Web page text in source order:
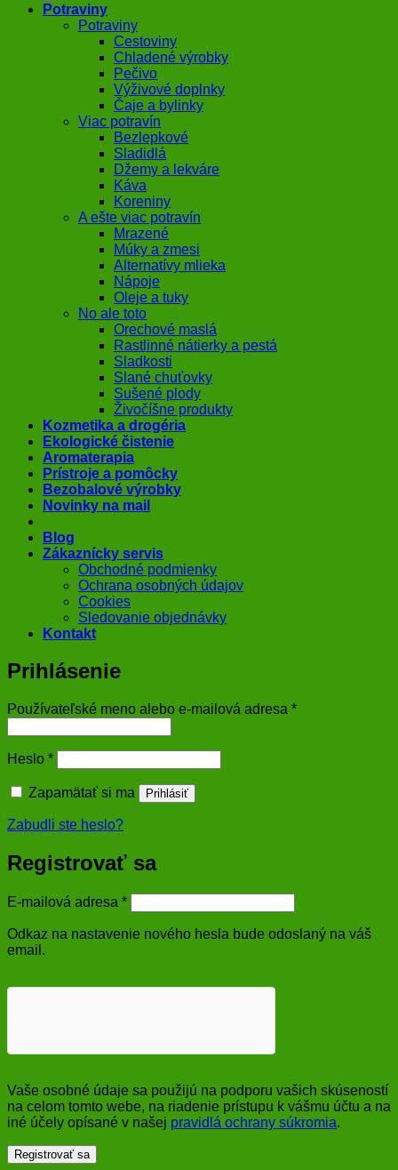
Potraviny
Potraviny
Cestoviny
Chladené výrobky
Pečivo
Výživové doplnky
Čaje a bylinky
Viac potravín
Bezlepkové
Sladidlá
Džemy a lekváre
Káva
Koreniny
A ešte viac potravín
Mrazené
Múky a zmesi
Alternatívy mlieka
Nápoje
Oleje a tuky
No ale toto
Orechové maslá
Rastlinné nátierky a pestá
Sladkosti
Slané chuťovky
Sušené plody
Živočíšne produkty
Kozmetika a drogéria
Ekologické čistenie
Aromaterapia
Prístroje a pomôcky
Bezobalové výrobky
Novinky na mail
Blog
Zákaznícky servis
Obchodné podmienky
Ochrana osobných údajov
Cookies
Sledovanie objednávky
Kontakt
Prihlásenie
Používateľské meno alebo e-mailová adresa *Povinné
Heslo *Povinné
Zapamätať si ma Prihlásiť
Zabudli ste heslo?
Registrovať sa
E-mailová adresa *Povinné
Odkaz na nastavenie nového hesla bude odoslaný na váš
email.
Vaše osobné údaje sa použijú na podporu vašich skúseností
na celom tomto webe, na riadenie prístupu k vášmu účtu a na
iné účely opísané v našej pravidlá ochrany súkromia.
Registrovať sa